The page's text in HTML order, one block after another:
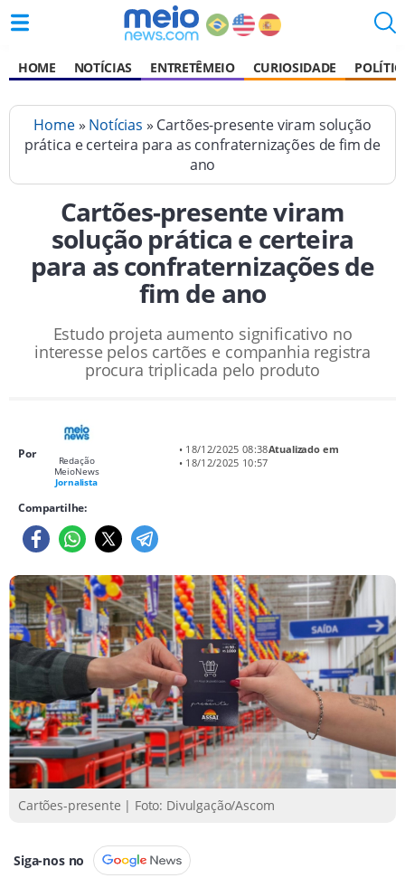
HOME NOTÍCIAS ENTRETÊMEIO CURIOSIDADE
Home» Notícias » Cartões-presente viram solução
prática e certeira para as confraternizações de fim de
ano
Cartões-presente viram
solução prática e certeira
para as confraternizações de
fim de ano
Estudo projeta aumento significativo no
interesse pelos cartões e companhia registra
procura triplicada pelo produto
Por
Redação
MeioNews
Jornalista
• 18/12/2025 08:38Atualizado em
• 18/12/2025 10:57
Compartilhe:
Cartões-presente | Foto: Divulgação/Ascom
Siga-nos no